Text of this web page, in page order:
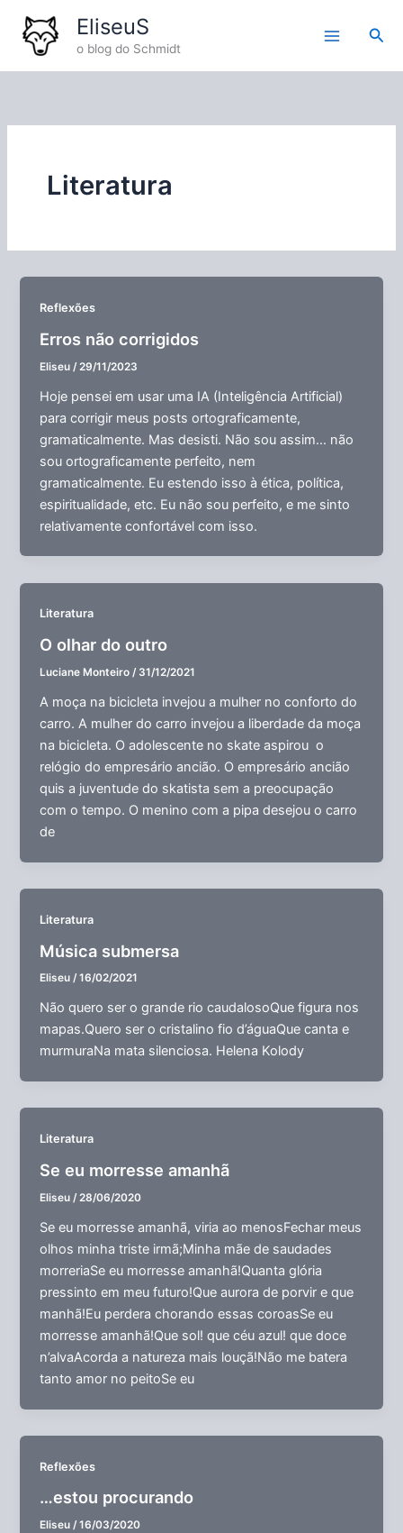
para
conteúdo
EliseuS
o blog do Schmidt
Literatura
Reflexões
Erros não corrigidos
Eliseu /29/11/2023
Hoje pensei em usar uma IA (Inteligência Artificial)
para corrigir meus posts ortograficamente,
gramaticalmente. Mas desisti. Não sou assim… não
sou ortograficamente perfeito, nem
gramaticalmente. Eu estendo isso à ética, política,
espiritualidade, etc. Eu não sou perfeito, e me sinto
relativamente confortável com isso.
Literatura
O olhar do outro
Luciane Monteiro/ 31/12/2021
A moça na bicicleta invejou a mulher no conforto do
carro. A mulher do carro invejou a liberdade da moça
na bicicleta. O adolescente no skate aspirou o
relógio do empresário ancião. O empresário ancião
quis a juventude do skatista sem a preocupação
com o tempo. O menino com a pipa desejou o carro
de
Literatura
Música submersa
Eliseu/16/02/2021
Não quero ser o grande rio caudalosoQue figura nos
mapas.Quero ser o cristalino fio d’águaQue canta e
murmuraNa mata silenciosa. Helena Kolody
Literatura
Se eu morresse amanhã
Eliseu/28/06/2020
Se eu morresse amanhã, viria ao menosFechar meus
olhos minha triste irmã;Minha mãe de saudades
morreriaSe eu morresse amanhã!Quanta glória
pressinto em meu futuro!Que aurora de porvir e que
manhã!Eu perdera chorando essas coroasSe eu
morresse amanhã!Que sol! que céu azul! que doce
n’alvaAcorda a natureza mais louçã!Não me batera
tanto amor no peitoSe eu
Reflexões
…estou procurando
Eliseu/16/03/2020